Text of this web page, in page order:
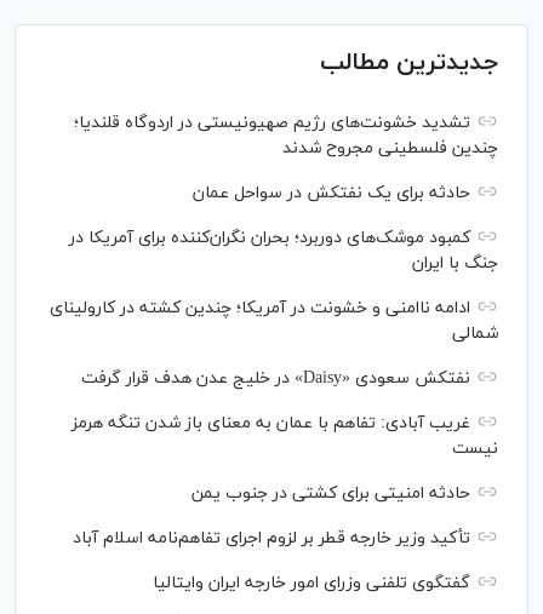
جدیدترین مطالب
تشدید خشونت‌های رژیم صهیونیستی در اردوگاه قلندیا؛
چندین فلسطینی مجروح شدند
حادثه برای یک نفتکش در سواحل عمان
کمبود موشک‌های دوربرد؛ بحران نگران‌کننده برای آمریکا در
جنگ با ایران
ادامه ناامنی و خشونت در آمریکا؛ چندین کشته در کارولینای
شمالی
نفتکش سعودی «Daisy» در خلیج عدن هدف قرار گرفت
غریب آبادی: تفاهم با عمان به معنای باز شدن تنگه هرمز
نیست
حادثه امنیتی برای کشتی در جنوب یمن
تأکید وزیر خارجه قطر بر لزوم اجرای تفاهم‌نامه اسلام آباد
گفتگوی تلفنی وزرای امور خارجه ایران وایتالیا